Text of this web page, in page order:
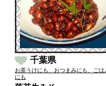
千葉県
お茶うけにも、おつまみにも、ごは
にも